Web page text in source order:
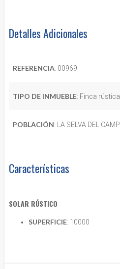
Detalles Adicionales
REFERENCIA: 00969
TIPO DE INMUEBLE: Finca rústica
POBLACIÓN: LA SELVA DEL CAMP
Características
SOLAR RÚSTICO
SUPERFICIE: 10000